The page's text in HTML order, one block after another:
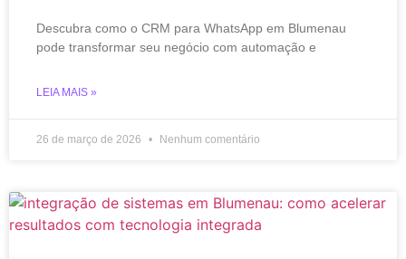
Descubra como o CRM para WhatsApp em Blumenau
pode transformar seu negócio com automação e
LEIA MAIS »
26 de março de 2026 Nenhum comentário